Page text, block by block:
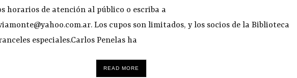
horarios de atención al público o escriba a
Los cupos son limitados, y los socios de la Biblioteca
especiales.Carlos Penelas ha
READ MORE